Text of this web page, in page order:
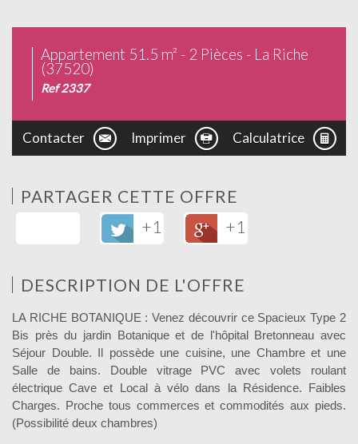
Appartement 51.5 m² - 2 Pièces - La Riche
(37520)
Ref 2337
Contacter Imprimer Calculatrice
PARTAGER CETTE OFFRE
+1
+1
DESCRIPTION DE L'OFFRE
LA RICHE BOTANIQUE : Venez découvrir ce Spacieux Type 2
Bis près du jardin Botanique et de l'hôpital Bretonneau avec
Séjour Double. Il possède une cuisine, une Chambre et une
Salle de bains. Double vitrage PVC avec volets roulant
électrique Cave et Local à vélo dans la Résidence. Faibles
Charges. Proche tous commerces et commodités aux pieds.
(Possibilité deux chambres)